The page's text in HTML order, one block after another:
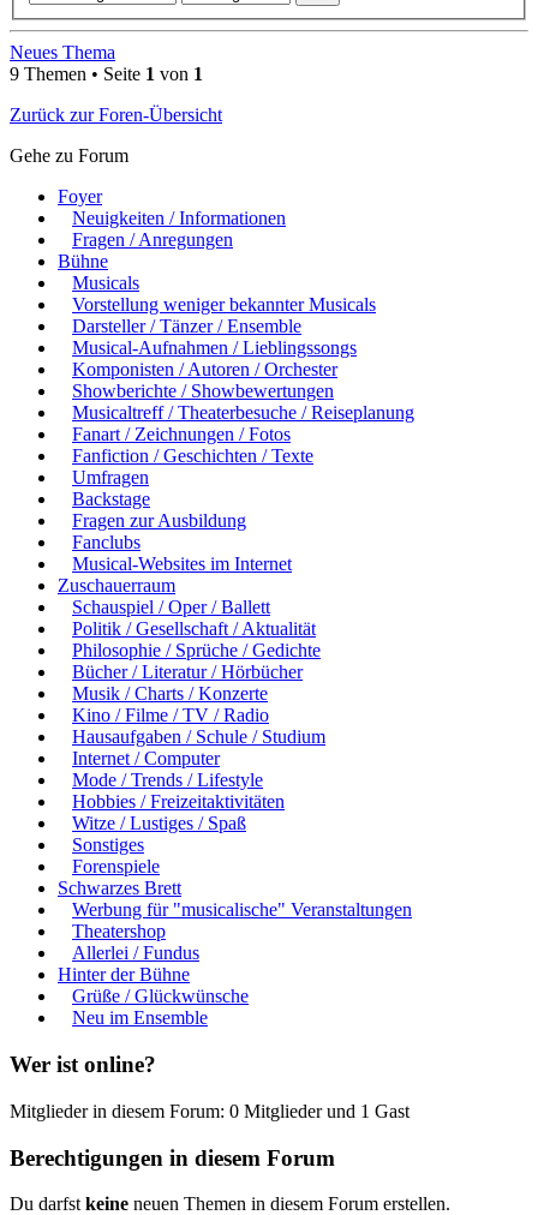
Neues Thema
9 Themen • Seite 1 von 1
Zurück zur Foren-Übersicht
Gehe zu Forum
Foyer
Neuigkeiten / Informationen
Fragen / Anregungen
Bühne
Musicals
Vorstellung weniger bekannter Musicals
Darsteller / Tänzer / Ensemble
Musical-Aufnahmen / Lieblingssongs
Komponisten / Autoren / Orchester
Showberichte / Showbewertungen
Musicaltreff / Theaterbesuche / Reiseplanung
Fanart / Zeichnungen / Fotos
Fanfiction / Geschichten / Texte
Umfragen
Backstage
Fragen zur Ausbildung
Fanclubs
Musical-Websites im Internet
Zuschauerraum
Schauspiel / Oper / Ballett
Politik / Gesellschaft / Aktualität
Philosophie / Sprüche / Gedichte
Bücher / Literatur / Hörbücher
Musik / Charts / Konzerte
Kino / Filme / TV / Radio
Hausaufgaben / Schule / Studium
Internet / Computer
Mode / Trends / Lifestyle
Hobbies / Freizeitaktivitäten
Witze / Lustiges / Spaß
Sonstiges
Forenspiele
Schwarzes Brett
Werbung für "musicalische" Veranstaltungen
Theatershop
Allerlei / Fundus
Hinter der Bühne
Grüße / Glückwünsche
Neu im Ensemble
Wer ist online?
Mitglieder in diesem Forum: 0 Mitglieder und 1 Gast
Berechtigungen in diesem Forum
Du darfst keine neuen Themen in diesem Forum erstellen.